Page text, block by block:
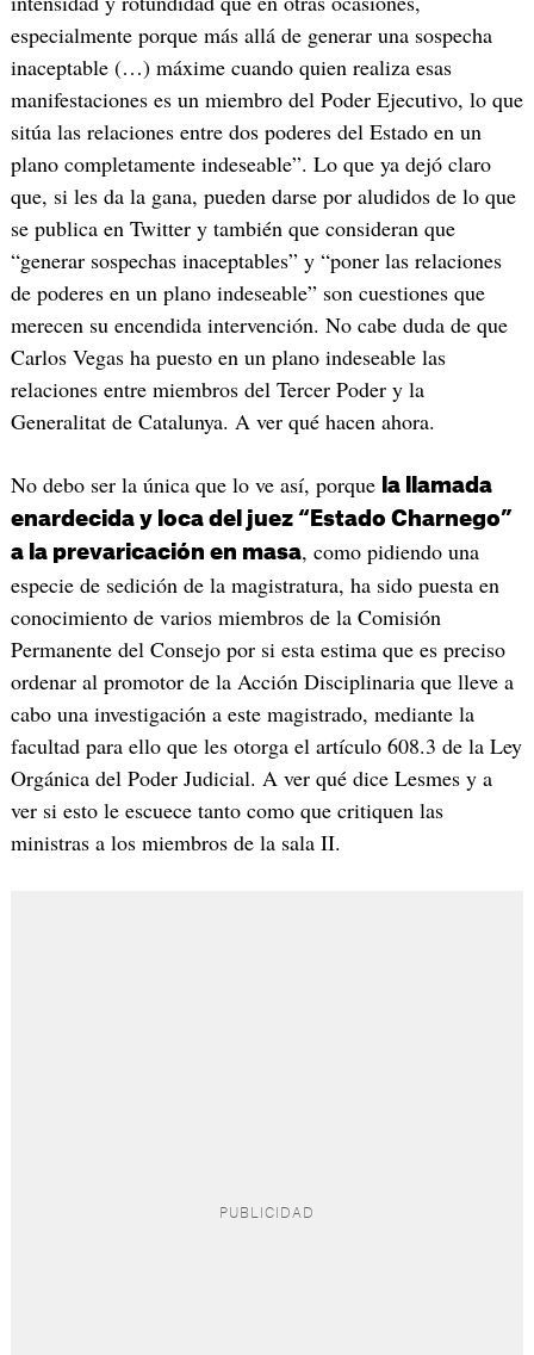
especialmente porque más allá de generar una sospecha
inaceptable (…) máxime cuando quien realiza esas
manifestaciones es un miembro del Poder Ejecutivo, lo que
sitúa las relaciones entre dos poderes del Estado en un
plano completamente indeseable”. Lo que ya dejó claro
que, si les da la gana, pueden darse por aludidos de lo que
se publica en Twitter y también que consideran que
“generar sospechas inaceptables” y “poner las relaciones
de poderes en un plano indeseable” son cuestiones que
merecen su encendida intervención. No cabe duda de que
Carlos Vegas ha puesto en un plano indeseable las
relaciones entre miembros del Tercer Poder y la
Generalitat de Catalunya. A ver qué hacen ahora.
No debo ser la única que lo ve así, porque la llamada
enardecida y loca del juez “Estado Charnego”
a la prevaricación en masa, como pidiendo una
especie de sedición de la magistratura, ha sido puesta en
conocimiento de varios miembros de la Comisión
Permanente del Consejo por si esta estima que es preciso
ordenar al promotor de la Acción Disciplinaria que lleve a
cabo una investigación a este magistrado, mediante la
facultad para ello que les otorga el artículo 608.3 de la Ley
Orgánica del Poder Judicial. A ver qué dice Lesmes y a
ver si esto le escuece tanto como que critiquen las
ministras a los miembros de la sala II.